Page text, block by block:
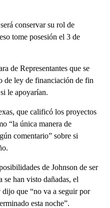
conservar su rol de
tome posesión el 3 de
de Representantes que se
de ley de financiación de fin
le apoyarían.
que calificó los proyectos
“la única manera de
comentario” sobre si
de Johnson de ser
se han visto dañadas, el
que “no va a seguir por
esta noche”.